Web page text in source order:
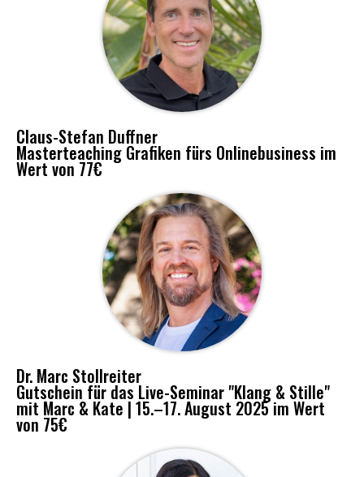
Claus-Stefan Duffner
Masterteaching Grafiken fürs Onlinebusiness im
Wert von 77€
Dr. Marc Stollreiter
Gutschein für das Live-Seminar "Klang & Stille"
mit Marc & Kate | 15.–17. August 2025 im Wert
von 75€